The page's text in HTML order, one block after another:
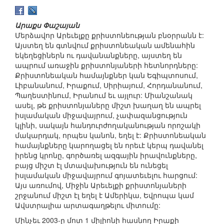
Արաքս Փաշայան
Մերձավոր Արեւելքը քրիստոնեության բնօրրանն է:
Այստեղ են գտնվում քրիստոնեական ամենահին
եկեղեցիներն ու դավանանքները, այստեղ են
ապրում առաջին քրիստոնյաների հետնորդները:
Քրիստոնեական համայնքներ կան Եգիպտոսում,
Լիբանանում, Իրաքում, Սիրիայում, Հորդանանում,
Պաղեստինում, Իրանում եւ այլուր: Միանշանակ
ասել, թե քրիստոնյաները միշտ խաղաղ են ապրել
իսլամական միջավայրում, չափազանցություն
կլինի, սակայն հանդուրժողականության որոշակի
մակարդակ, որպես կանոն, եղել է: Քրիստոնեական
համայնքները կարողացել են որեւէ կերպ դավանել
իրենց կրոնը, գործառել ազգային իրավունքները,
բայց միշտ էլ մտավախություն են ունեցել
իսլամական միջավայրում գոյատեւելու հարցում:
Այս առումով, Միջին Արեւելքի քրիստոնյաների
շրջանում միշտ էլ եղել է Ամերիկա, Եվրոպա կամ
Ավստրալիա արտագաղթելու միտումը:
Մինչեւ 2003-ը մոտ 1 միլիոնի հասնող Իրաքի